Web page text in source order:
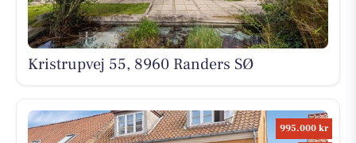
Kristrupvej 55, 8960 Randers SØ
995.000 kr